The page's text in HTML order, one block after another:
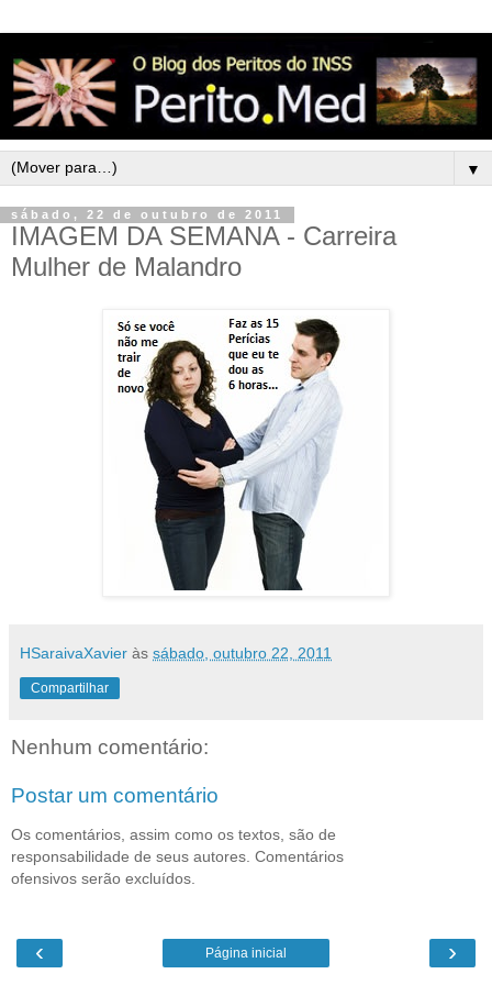
▼
sábado, 22 de outubro de 2011
IMAGEM DA SEMANA - Carreira
Mulher de Malandro
HSaraivaXavier às sábado, outubro 22, 2011
Compartilhar
Nenhum comentário:
Postar um comentário
Os comentários, assim como os textos, são de
responsabilidade de seus autores. Comentários
ofensivos serão excluídos.
‹ ›
Página inicial